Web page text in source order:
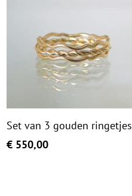
Set van 3 gouden ringetjes
€ 550,00